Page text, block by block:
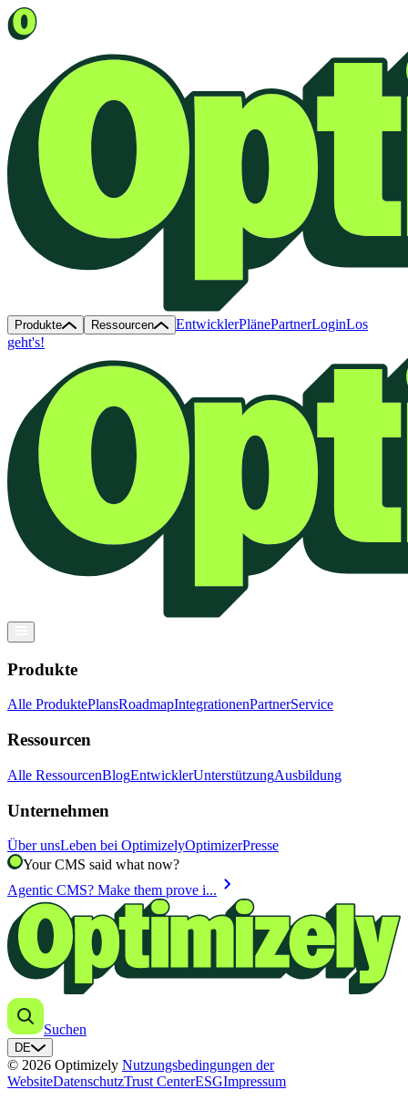
Produkte Ressourcen EntwicklerPlänePartnerLoginLos
geht's!
Produkte
Alle ProduktePlansRoadmapIntegrationenPartnerService
Ressourcen
Alle RessourcenBlogEntwicklerUnterstützungAusbildung
Unternehmen
Über unsLeben bei OptimizelyOptimizerPresse
Your CMS said what now?
Agentic CMS? Make them prove i... chevron_right
Suchen
DE
© 2026 Optimizely Nutzungsbedingungen der
WebsiteDatenschutzTrust CenterESGImpressum